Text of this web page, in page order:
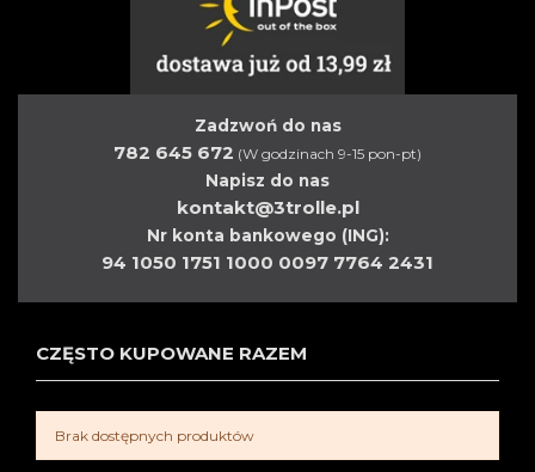
Zadzwoń do nas
782 645 672 (W godzinach 9-15 pon-pt)
Napisz do nas
kontakt@3trolle.pl
Nr konta bankowego (ING):
94 1050 1751 1000 0097 7764 2431
CZĘSTO KUPOWANE RAZEM
Brak dostępnych produktów